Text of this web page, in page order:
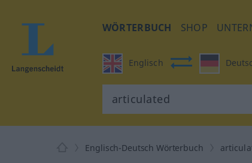
WÖRTERBUCH SHOP
Englisch
Englisch-Deutsch Wörterbuch